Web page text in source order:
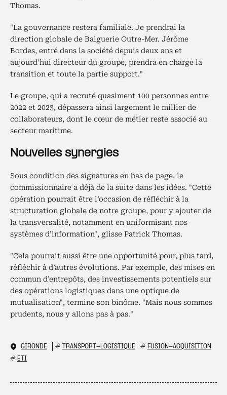
Thomas.
"La gouvernance restera familiale. Je prendrai la
direction globale de Balguerie Outre-Mer. Jérôme
Bordes, entré dans la société depuis deux ans et
aujourd’hui directeur du groupe, prendra en charge la
transition et toute la partie support."
Le groupe, qui a recruté quasiment 100 personnes entre
2022 et 2023, dépassera ainsi largement le millier de
collaborateurs, dont le cœur de métier reste associé au
secteur maritime.
Nouvelles synergies
Sous condition des signatures en bas de page, le
commissionnaire a déjà de la suite dans les idées. "Cette
opération pourrait être l’occasion de réfléchir à la
structuration globale de notre groupe, pour y ajouter de
la transversalité, notamment en uniformisant nos
systèmes d’information", glisse Patrick Thomas.
"Cela pourrait aussi être une opportunité pour, plus tard,
réfléchir à d’autres évolutions. Par exemple, des mises en
commun d’entrepôts, des investissements potentiels sur
des opérations logistiques dans une optique de
mutualisation", termine son binôme. "Mais nous sommes
prudents, nous y allons pas à pas."
GIRONDE # TRANSPORT-LOGISTIQUE # FUSION-ACQUISITION
# ETI